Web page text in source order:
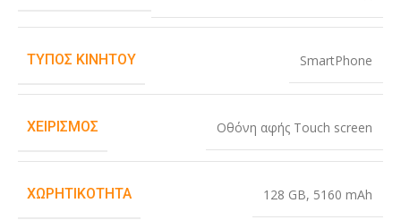
ΤΎΠΟΣ ΚΙΝΗΤΟΎ SmartPhone
ΧΕΙΡΙΣΜΌΣ Οθόνη αφής Touch screen
ΧΩΡΗΤΙΚΌΤΗΤΑ 128 GB, 5160 mAh